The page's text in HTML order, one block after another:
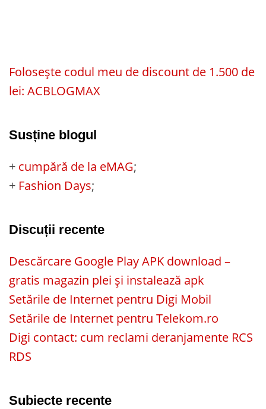
Folosește codul meu de discount de 1.500 de
lei: ACBLOGMAX
Susține blogul
+ cumpără de la eMAG;
+ Fashion Days;
Discuții recente
Descărcare Google Play APK download –
gratis magazin plei și instalează apk
Setările de Internet pentru Digi Mobil
Setările de Internet pentru Telekom.ro
Digi contact: cum reclami deranjamente RCS
RDS
Subiecte recente